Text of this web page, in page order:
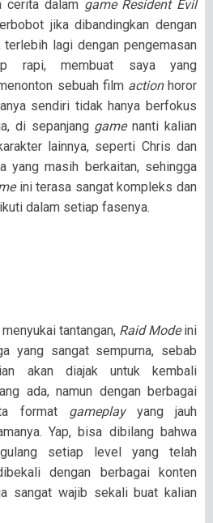
cerita dalam game Resident Evil
jika dibandingkan dengan
lagi dengan pengemasan
rapi, membuat saya yang
sebuah film action horor
sendiri tidak hanya berfokus
di sepanjang gamenanti kalian
lainnya, seperti Chris dan
yang masih berkaitan, sehingga
ini terasa sangat kompleks dan
dalam setiap fasenya.
tantangan, Raid Modeini
yang sangat sempurna, sebab
akan diajak untuk kembali
ada, namun dengan berbagai
format gameplay yang jauh
Yap, bisa dibilang bahwa
setiap level yang telah
dengan berbagai konten
sangat wajib sekali buat kalian